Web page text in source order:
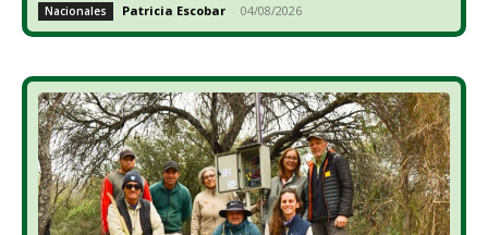
Nacionales Patricia Escobar - 04/08/2026